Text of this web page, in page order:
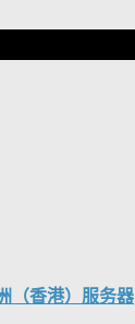
（香港）服务器